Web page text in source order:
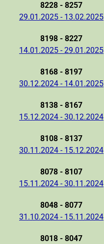
8228 - 8257
29.01.2025 - 13.02.2025
8198 - 8227
14.01.2025 - 29.01.2025
8168 - 8197
30.12.2024 - 14.01.2025
8138 - 8167
15.12.2024 - 30.12.2024
8108 - 8137
30.11.2024 - 15.12.2024
8078 - 8107
15.11.2024 - 30.11.2024
8048 - 8077
31.10.2024 - 15.11.2024
8018 - 8047